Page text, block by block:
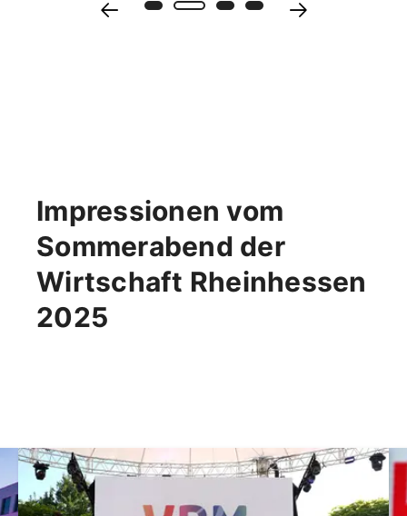
Impressionen vom
Sommerabend der
Wirtschaft Rheinhessen
2025